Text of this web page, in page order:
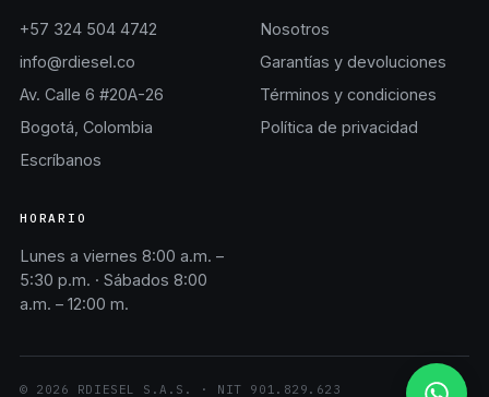
+57 324 504 4742
info@rdiesel.co
Av. Calle 6 #20A-26
Bogotá, Colombia
Escríbanos
Nosotros
Garantías y devoluciones
Términos y condiciones
Política de privacidad
HORARIO
Lunes a viernes 8:00 a.m. –
5:30 p.m. · Sábados 8:00
a.m. – 12:00 m.
© 2026 RDIESEL S.A.S. · NIT 901.829.623